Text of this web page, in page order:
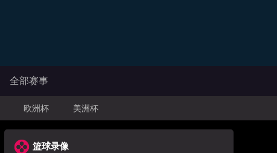
全部赛事
欧洲杯 美洲杯
篮球录像